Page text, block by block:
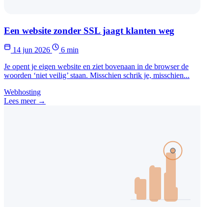
Een website zonder SSL jaagt klanten weg
14 jun 2026
6 min
Je opent je eigen website en ziet bovenaan in de browser de
woorden ‘niet veilig’ staan. Misschien schrik je, misschien...
Webhosting
Lees meer →